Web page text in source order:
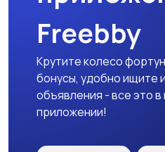
Freebby
Крутите колесо
бонусы, удобно ищите
объявления - все это
приложении!